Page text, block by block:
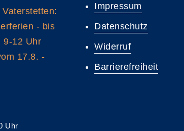
- bis
9-12 Uhr
17.8. -
Uhr
Impressum
Datenschutz
Widerruf
Barrierefreiheit